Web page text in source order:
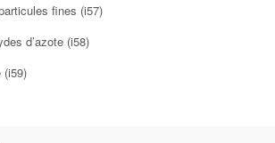
fines (i57)
d’azote (i58)
(i59)